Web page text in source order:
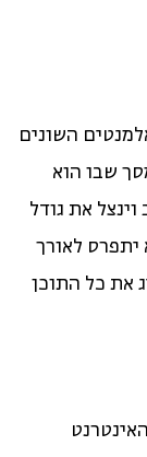
השונים
שבו הוא
את גודל
יתפרס לאורך
את כל התוכן